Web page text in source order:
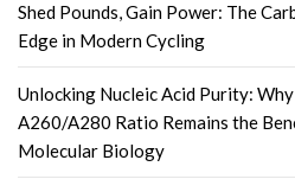
Shed Pounds, Gain Power: The
Edge in Modern Cycling
Unlocking Nucleic Acid Purity:
A260/A280 Ratio Remains the
Molecular Biology